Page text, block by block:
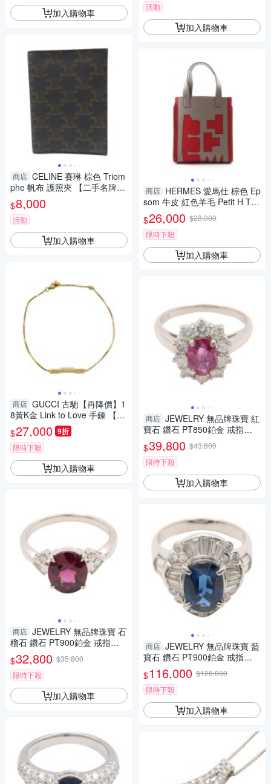
加入購物車
商店 CELINE 賽琳 棕色 Triom
phe 帆布 護照夾 【二手名牌B
RAND OFF】
$8,000
活動
加入購物車
商店 GUCCI 古馳【再降價】1
8黃K金 Link to Love 手鍊 【二
手名牌BRAND OFF】
$27,000 9折
限時下殺
加入購物車
商店 JEWELRY 無品牌珠寶 石
榴石 鑽石 PT900鉑金 戒指
【二手名牌BRAND OFF】
$32,800 $35,800
限時下殺
加入購物車
活動
加入購物車
商店 HERMES 愛馬仕 棕色 Ep
som 牛皮 紅色羊毛 Petit H Tot
e 托特包 肩背包 【二手名牌BR
AND OFF】
$26,000 $28,000
限時下殺
加入購物車
商店 JEWELRY 無品牌珠寶 紅
寶石 鑽石 PT850鉑金 戒指
【二手名牌BRAND OFF】
$39,800 $43,800
限時下殺
加入購物車
商店 JEWELRY 無品牌珠寶 藍
寶石 鑽石 PT900鉑金 戒指
【二手名牌BRAND OFF】
$116,000 $128,000
限時下殺
加入購物車